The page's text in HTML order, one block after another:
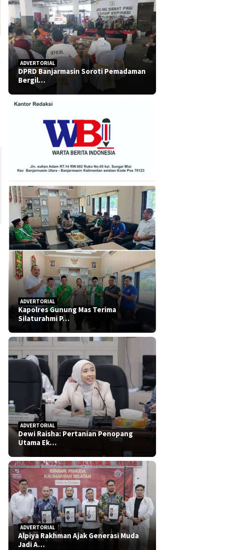
ADVERTORIAL
DPRD Banjarmasin Soroti Pemadaman
Bergil…
ADVERTORIAL
Kapolres Gunung Mas Terima
Silaturahmi P…
ADVERTORIAL
Dewi Raisha: Pertanian Penopang
Utama Ek…
ADVERTORIAL
Alpiya Rakhman Ajak Generasi Muda
Jadi A…